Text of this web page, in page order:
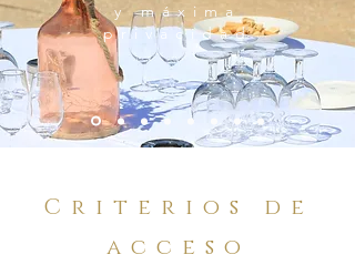
y máxima
privacidad
Criterios de
acceso